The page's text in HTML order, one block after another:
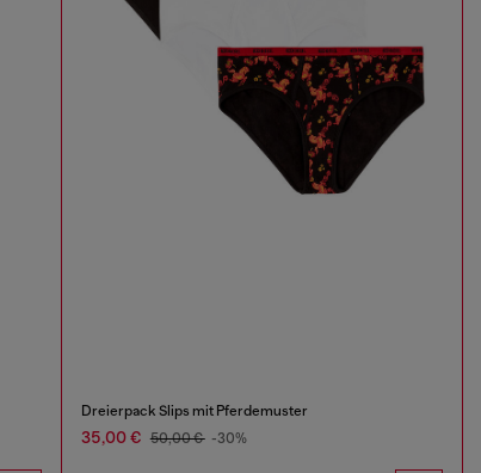
Dreierpack Slips mit Pferdemuster
35,00 € 50,00 € -30%